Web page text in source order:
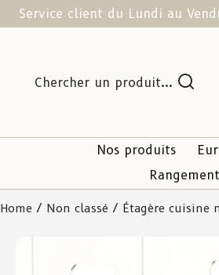
Service client du Lundi au
Chercher un produit...
Nos produits
Home / Non classé / Étagère cuisine